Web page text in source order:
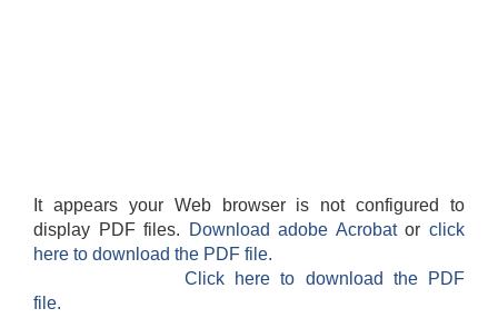
It appears your Web browser is not configured to
display PDF files.
Download adobe Acrobatorclick
here to download the PDF file.
Click here to download the PDF
file.